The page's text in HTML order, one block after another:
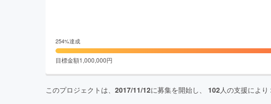
254%達成
目標金額1,000,000円
このプロジェクトは、 2017/11/12に募集を開始し、 102人の支援により